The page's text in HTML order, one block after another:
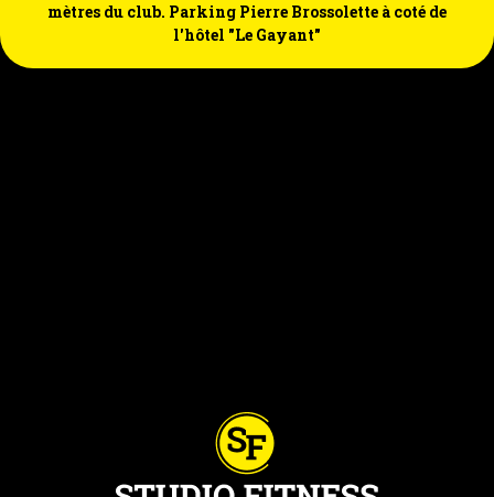
mètres du club. Parking Pierre Brossolette à coté de
l'hôtel "Le Gayant"